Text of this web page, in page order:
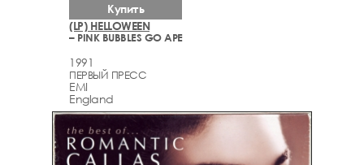
(LP) HELLOWEEN
– PINK BUBBLES GO APE
1991
ПЕРВЫЙ ПРЕСС
EMI
England
Купить